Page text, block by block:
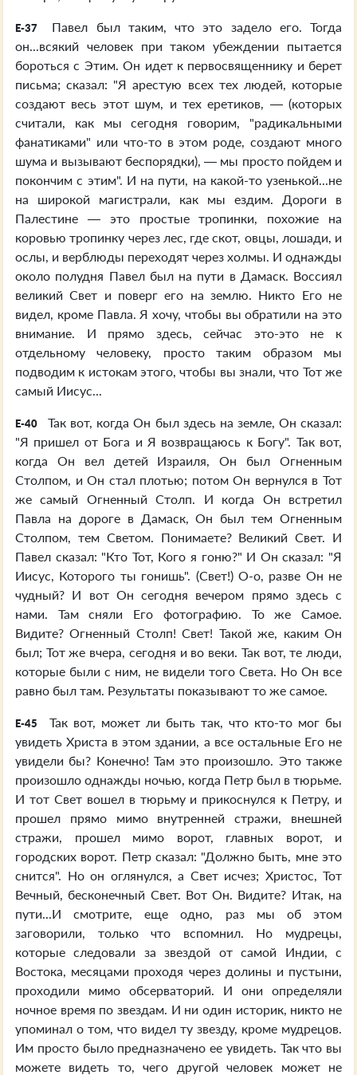
E-37
Павел был таким, что это задело его. Тогда
он...всякий человек при таком убеждении пытается
бороться с Этим. Он идет к первосвященнику и берет
письма; сказал: "Я арестую всех тех людей, которые
создают весь этот шум, и тех еретиков, — (которых
считали, как мы сегодня говорим, "радикальными
фанатиками" или что-то в этом роде, создают много
шума и вызывают беспорядки), — мы просто пойдем и
покончим с этим". И на пути, на какой-то узенькой...не
на широкой магистрали, как мы ездим. Дороги в
Палестине — это простые тропинки, похожие на
коровью тропинку через лес, где скот, овцы, лошади, и
ослы, и верблюды переходят через холмы. И однажды
около полудня Павел был на пути в Дамаск. Воссиял
великий Свет и поверг его на землю. Никто Его не
видел, кроме Павла. Я хочу, чтобы вы обратили на это
внимание. И прямо здесь, сейчас это-это не к
отдельному человеку, просто таким образом мы
подводим к истокам этого, чтобы вы знали, что Тот же
самый Иисус...
E-40
Так вот, когда Он был здесь на земле, Он сказал:
"Я пришел от Бога и Я возвращаюсь к Богу". Так вот,
когда Он вел детей Израиля, Он был Огненным
Столпом, и Он стал плотью; потом Он вернулся в Тот
же самый Огненный Столп. И когда Он встретил
Павла на дороге в Дамаск, Он был тем Огненным
Столпом, тем Светом. Понимаете? Великий Свет. И
Павел сказал: "Кто Тот, Кого я гоню?" И Он сказал: "Я
Иисус, Которого ты гонишь". (Свет!) О-о, разве Он не
чудный? И вот Он сегодня вечером прямо здесь с
нами. Там сняли Его фотографию. То же Самое.
Видите? Огненный Столп! Свет! Такой же, каким Он
был; Тот же вчера, сегодня и во веки. Так вот, те люди,
которые были с ним, не видели того Света. Но Он все
равно был там. Результаты показывают то же самое.
E-45
Так вот, может ли быть так, что кто-то мог бы
увидеть Христа в этом здании, а все остальные Его не
увидели бы? Конечно! Там это произошло. Это также
произошло однажды ночью, когда Петр был в тюрьме.
И тот Свет вошел в тюрьму и прикоснулся к Петру, и
прошел прямо мимо внутренней стражи, внешней
стражи, прошел мимо ворот, главных ворот, и
городских ворот. Петр сказал: "Должно быть, мне это
снится". Но он оглянулся, а Свет исчез; Христос, Тот
Вечный, бесконечный Свет. Вот Он. Видите? Итак, на
пути...И смотрите, еще одно, раз мы об этом
заговорили, только что вспомнил. Но мудрецы,
которые следовали за звездой от самой Индии, с
Востока, месяцами проходя через долины и пустыни,
проходили мимо обсерваторий. И они определяли
ночное время по звездам. И ни один историк, никто не
упоминал о том, что видел ту звезду, кроме мудрецов.
Им просто было предназначено ее увидеть. Так что вы
можете видеть то, чего другой человек может не